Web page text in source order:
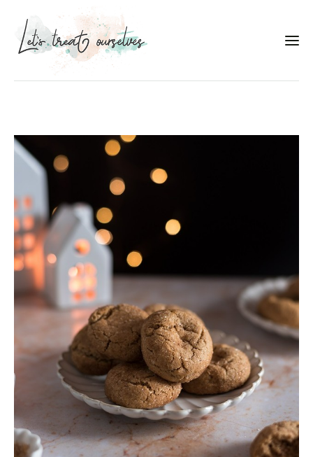
Portfolio
Services
Food photography tips
Επικοινωνία
Συνεργασίες
Moments of Mine
FAQ